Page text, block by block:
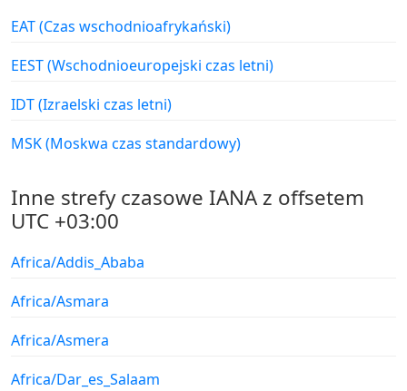
EAT (Czas wschodnioafrykański)
EEST (Wschodnioeuropejski czas letni)
IDT (Izraelski czas letni)
MSK (Moskwa czas standardowy)
Inne strefy czasowe IANA z offsetem
UTC +03:00
Africa/Addis_Ababa
Africa/Asmara
Africa/Asmera
Africa/Dar_es_Salaam